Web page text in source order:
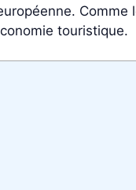
Comme
touristique.